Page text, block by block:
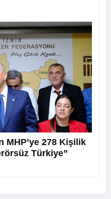
MHP’ye 278 Kişilik
Türkiye”